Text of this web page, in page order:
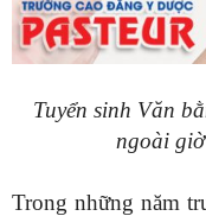
Tuyển sinh Văn
ngoài
Trong những năm